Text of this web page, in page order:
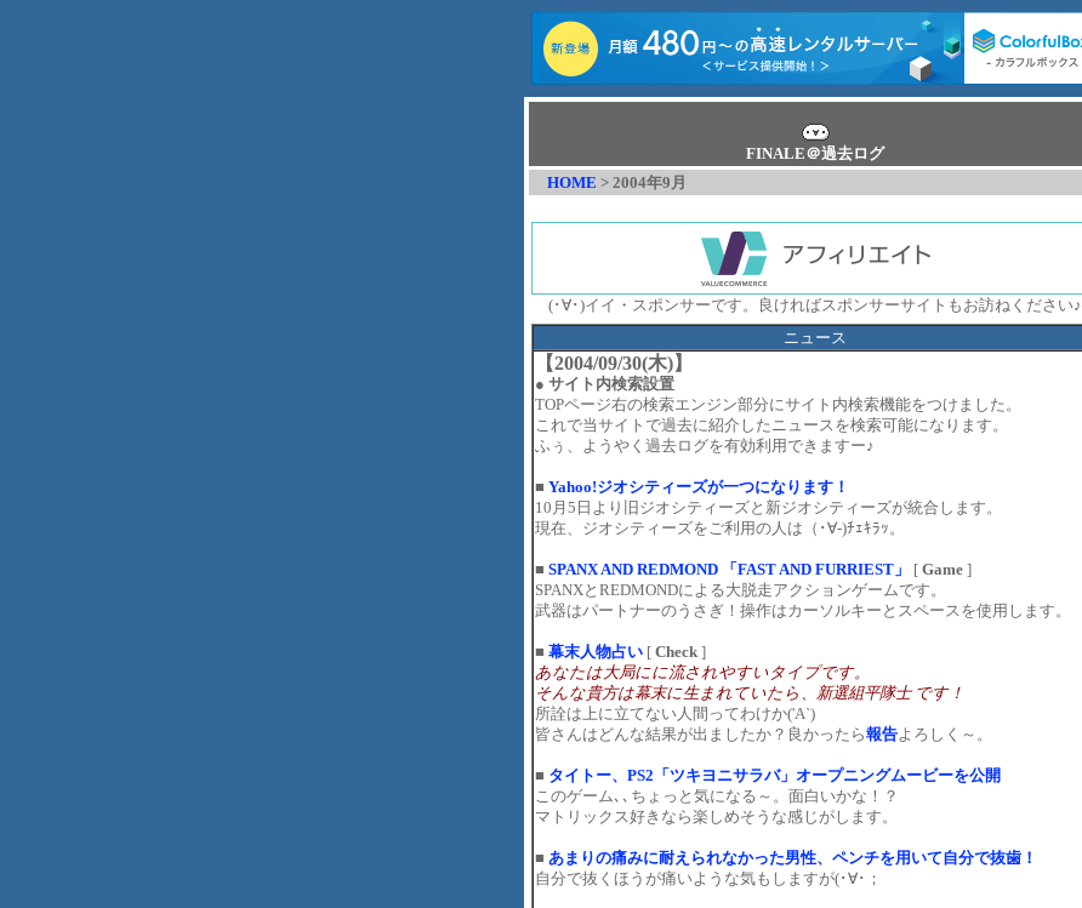
FINALE＠過去ログ
HOME > 2004年9月
(･∀･)イイ・スポンサーです。良ければスポンサーサイトもお訪ねください♪
ニュース
【2004/09/30(木)】
● サイト内検索設置
TOPページ右の検索エンジン部分にサイト内検索機能をつけました。
これで当サイトで過去に紹介したニュースを検索可能になります。
ふぅ、ようやく過去ログを有効利用できますー♪
■ Yahoo!ジオシティーズが一つになります！
10月5日より旧ジオシティーズと新ジオシティーズが統合します。
現在、ジオシティーズをご利用の人は（･∀-)ﾁｪｷﾗｯ。
■ SPANX AND REDMOND 「FAST AND FURRIEST」 [ Game ]
SPANXとREDMONDによる大脱走アクションゲームです。
武器はパートナーのうさぎ！操作はカーソルキーとスペースを使用します。
■ 幕末人物占い [ Check ]
あなたは大局にに流されやすいタイプです。
そんな貴方は幕末に生まれていたら、新選組平隊士 です！
所詮は上に立てない人間ってわけか('A`)
皆さんはどんな結果が出ましたか？良かったら報告よろしく～。
■ タイトー、PS2「ツキヨニサラバ」オープニングムービーを公開
このゲーム､､ちょっと気になる～。面白いかな！？
マトリックス好きなら楽しめそうな感じがします。
■ あまりの痛みに耐えられなかった男性、ペンチを用いて自分で抜歯！
自分で抜くほうが痛いような気もしますが(･∀･；